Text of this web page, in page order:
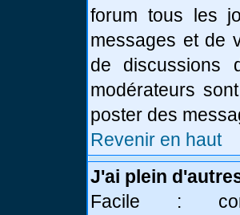
forum tous les
messages et de
de discussions
modérateurs
poster des
Revenir en haut
J'ai plein
Facile :